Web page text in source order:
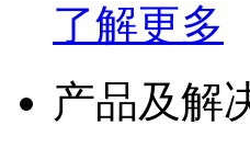
了解更多
产品及解